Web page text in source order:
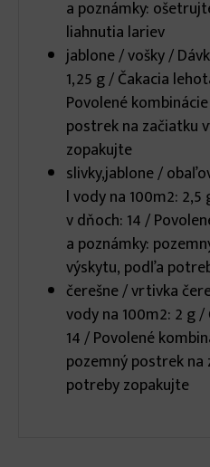
a poznámky:
liahnutia lariev
jablone / vošky /
1,25 g / Čakacia
Povolené
postrek na začiatku
zopakujte
slivky,jablone /
l vody na 100m2:
v dňoch: 14 /
a poznámky:
výskytu, podľa
čerešne / vrtivka
vody na 100m2: 2 g
14 / Povolené
pozemný postrek
potreby zopakujte